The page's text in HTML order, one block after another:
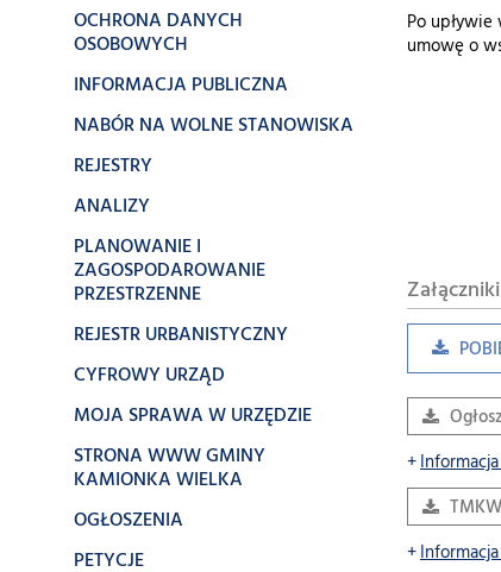
OCHRONA DANYCH
OSOBOWYCH
INFORMACJA PUBLICZNA
NABÓR NA WOLNE STANOWISKA
REJESTRY
ANALIZY
PLANOWANIE I
ZAGOSPODAROWANIE
PRZESTRZENNE
REJESTR URBANISTYCZNY
CYFROWY URZĄD
MOJA SPRAWA W URZĘDZIE
STRONA WWW GMINY
KAMIONKA WIELKA
OGŁOSZENIA
PETYCJE
Po
umowę o
Załączniki